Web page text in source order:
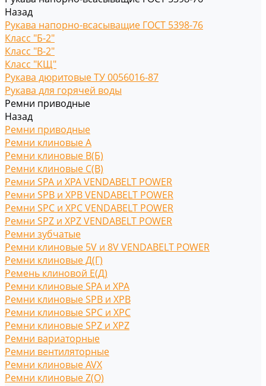
Назад
Рукава напорно-всасыващие ГОСТ 5398-76
Класс "Б-2"
Класс "В-2"
Класс "КЩ"
Рукава дюритовые ТУ 0056016-87
Рукава для горячей воды
Ремни приводные
Назад
Ремни приводные
Ремни клиновые A
Ремни клиновые В(Б)
Ремни клиновые С(B)
Ремни SPA и XPA VENDABELT POWER
Ремни SPB и XPB VENDABELT POWER
Ремни SPC и XPC VENDABELT POWER
Ремни SPZ и XPZ VENDABELT POWER
Ремни зубчатые
Ремни клиновые 5V и 8V VENDABELT POWER
Ремни клиновые Д(Г)
Ремень клиновой Е(Д)
Ремни клиновые SPA и XPA
Ремни клиновые SPB и XPB
Ремни клиновые SPC и XPC
Ремни клиновые SPZ и XPZ
Ремни вариаторные
Ремни вентиляторные
Ремни клиновые AVX
Ремни клиновые Z(O)